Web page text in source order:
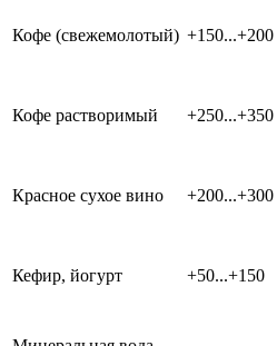
Кофе (свежемолотый) +150...+200
Кофе растворимый +250...+350
Красное сухое вино +200...+300
Кефир, йогурт +50...+150